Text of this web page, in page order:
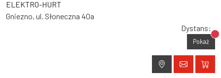
ELEKTRO-HURT
Gniezno, ul. Słoneczna 40a
Dystans:
Pokaż